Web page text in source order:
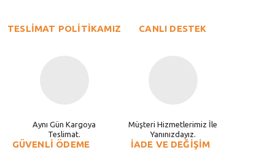
TESLİMAT POLİTİKAMIZ
Aynı Gün Kargoya
Teslimat.
CANLI DESTEK
Müşteri Hizmetlerimiz İle
Yanınızdayız.
GÜVENLİ ÖDEME İADE VE DEĞİŞİM